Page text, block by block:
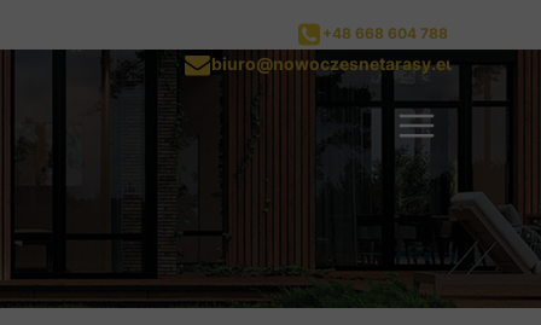
biuro@nowoczesnetarasy.eu
+48 668 604 788